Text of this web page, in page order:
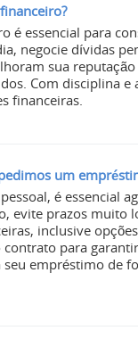
é essencial para
negocie dívidas
sua
Com disciplina e
financeiras.
um
é essencial
evite prazos
inclusive
para
empréstimo de